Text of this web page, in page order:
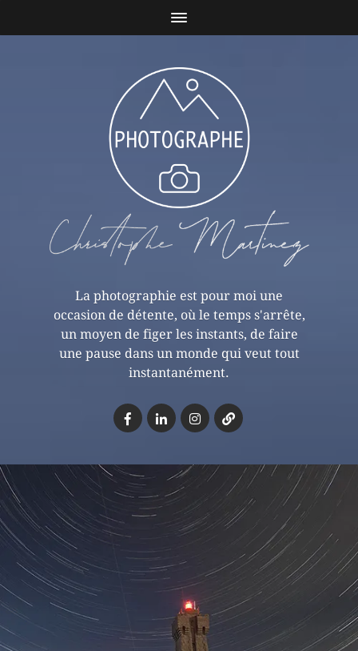
La photographie est pour moi une
occasion de détente, où le temps s'arrête,
un moyen de figer les instants, de faire
une pause dans un monde qui veut tout
instantanément.